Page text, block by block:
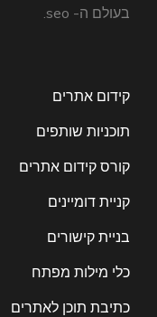
בעולם ה- seo.
קידום אתרים
תוכניות שותפים
קורס קידום אתרים
קניית דומיינים
בניית קישורים
כלי מילות מפתח
כתיבת תוכן לאתרים